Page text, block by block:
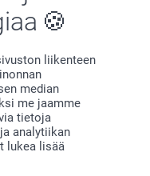
liikenteen
median
me jaamme
tietoja
analytiikan
lukea lisää
toimitettuna.